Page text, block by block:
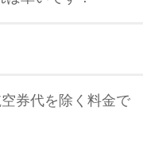
券代を除く料金で